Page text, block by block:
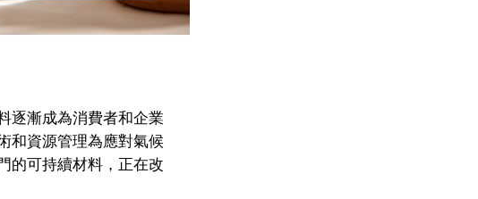
逐漸成為消費者和企業
和資源管理為應對氣候
的可持續材料，正在改